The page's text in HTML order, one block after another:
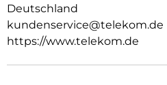
Deutschland
kundenservice@telekom.de
https://www.telekom.de